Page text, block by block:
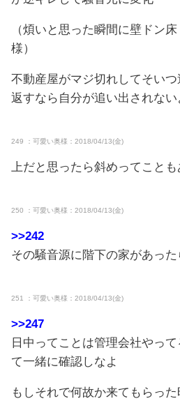
（煩いと思った瞬間に壁ドン
様）
不動産屋がマジ切れしてそい
返すなら自分が追い出されな
249 ：可愛い奥様：2018/04/13(金)
上だと思ったら斜めってこと
250 ：可愛い奥様：2018/04/13(金)
>>242
その騒音源に階下の家があっ
251 ：可愛い奥様：2018/04/13(金)
>>247
日中ってことは管理会社やっ
て一緒に確認しなよ
もしそれで何故か来てもらっ